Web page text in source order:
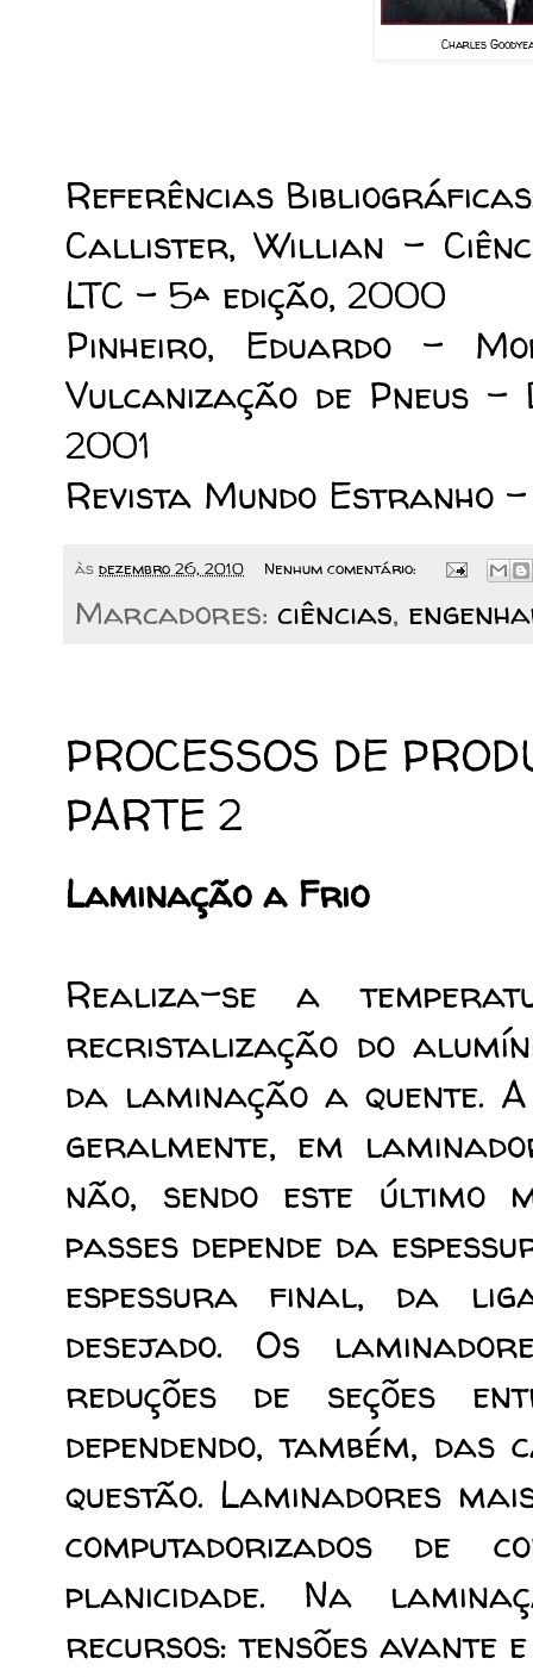
Charles
Referências
Callister, Willian –
LTC – 5ª edição, 2000
Pinheiro, Eduardo –
Vulcanização de Pneus
2001
Revista Mundo Estranho
às dezembro 26, 2010 Nenhum comentário:
Marcadores: ciências,
PROCESSOS DE
PARTE 2
Laminação a Frio
Realiza-se a
recristalização do
da laminação a quente.
geralmente, em
não, sendo este último
passes depende da
espessura final, da
desejado. Os
reduções de seções
dependendo, também,
questão. Laminadores
computadorizados de
planicidade. Na
recursos: tensões avante